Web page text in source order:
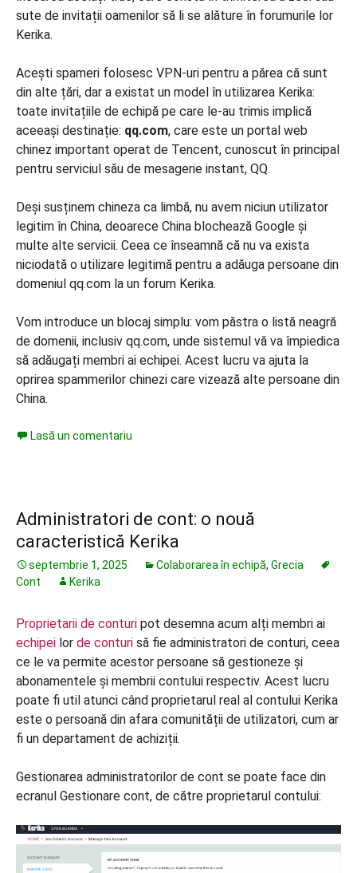
sute de invitații oamenilor să li se alăture în forumurile lor
Kerika.
Acești spameri folosesc VPN-uri pentru a părea că sunt
din alte țări, dar a existat un model în utilizarea Kerika:
toate invitațiile de echipă pe care le-au trimis implică
aceeași destinație: qq.com, care este un portal web
chinez important operat de Tencent, cunoscut în principal
pentru serviciul său de mesagerie instant, QQ.
Deși susținem chineza ca limbă, nu avem niciun utilizator
legitim în China, deoarece China blochează Google și
multe alte servicii. Ceea ce înseamnă că nu va exista
niciodată o utilizare legitimă pentru a adăuga persoane din
domeniul qq.com la un forum Kerika.
Vom introduce un blocaj simplu: vom păstra o listă neagră
de domenii, inclusiv qq.com, unde sistemul vă va împiedica
să adăugați membri ai echipei. Acest lucru va ajuta la
oprirea spammerilor chinezi care vizează alte persoane din
China.
Lasă un comentariu
Administratori de cont: o nouă
caracteristică Kerika
septembrie 1, 2025 Colaborarea în echipă, Grecia
Cont
Kerika
Proprietarii de conturi pot desemna acum alți membri ai
echipei lor de conturi să fie administratori de conturi, ceea
ce le va permite acestor persoane să gestioneze și
abonamentele și membrii contului respectiv. Acest lucru
poate fi util atunci când proprietarul real al contului Kerika
este o persoană din afara comunității de utilizatori, cum ar
fi un departament de achiziții.
Gestionarea administratorilor de cont se poate face din
ecranul Gestionare cont, de către proprietarul contului: